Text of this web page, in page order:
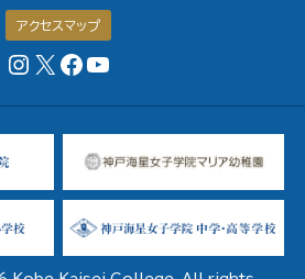
アクセスマップ
Instagram
X FacebookページYouTubeチャンネル